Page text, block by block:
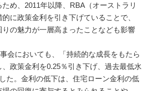
め、2011年以降、RBA（オーストラリ
に政策金利を引き下げていることで、
りの魅力が一層高まったことなども影響
会においても、「持続的な成長をもたら
政策金利を0.25％引き下げ、過去最低水
た。金利の低下は、住宅ローン金利の低